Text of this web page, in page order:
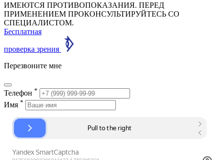
ИМЕЮТСЯ ПРОТИВОПОКАЗАНИЯ. ПЕРЕД
ПРИМЕНЕНИЕМ ПРОКОНСУЛЬТИРУЙТЕСЬ СО
СПЕЦИАЛИСТОМ.
Бесплатная
проверка зрения
Перезвоните мне
Телефон *
Имя *